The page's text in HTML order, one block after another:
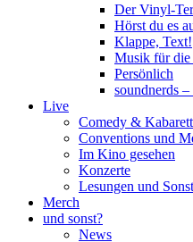
Der Vinyl-
Hörst du es
Klappe, Text!
Musik für die
Persönlich
soundnerds
Live
Comedy & Kabarett
Conventions und
Im Kino gesehen
Konzerte
Lesungen und
Merch
und sonst?
News